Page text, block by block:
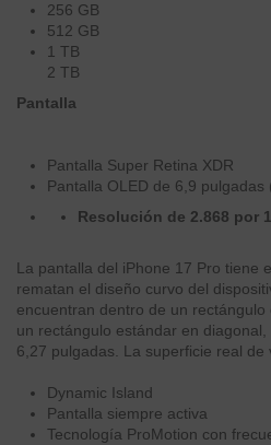
256 GB
512 GB
1 TB
2 TB
Pantalla
Pantalla Super Retina XDR
Pantalla OLED de 6,9
Resolución de 2.868 por
La pantalla del iPhone 17 Pro tiene
rematan el diseño curvo del
encuentran dentro de un
un rectángulo estándar en
6,27 pulgadas. La superficie real de
Dynamic Island
Pantalla siempre activa
Tecnología ProMotion con